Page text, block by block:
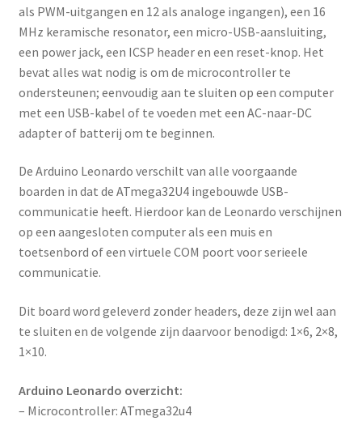
als PWM-uitgangen en 12 als analoge ingangen), een 16
MHz keramische resonator, een micro-USB-aansluiting,
een power jack, een ICSP header en een reset-knop. Het
bevat alles wat nodig is om de microcontroller te
ondersteunen; eenvoudig aan te sluiten op een computer
met een USB-kabel of te voeden met een AC-naar-DC
adapter of batterij om te beginnen.
De Arduino Leonardo verschilt van alle voorgaande
boarden in dat de ATmega32U4 ingebouwde USB-
communicatie heeft. Hierdoor kan de Leonardo verschijnen
op een aangesloten computer als een muis en
toetsenbord of een virtuele COM poort voor serieele
communicatie.
Dit board word geleverd zonder headers, deze zijn wel aan
te sluiten en de volgende zijn daarvoor benodigd: 1×6, 2×8,
1×10.
Arduino Leonardo overzicht:
– Microcontroller: ATmega32u4